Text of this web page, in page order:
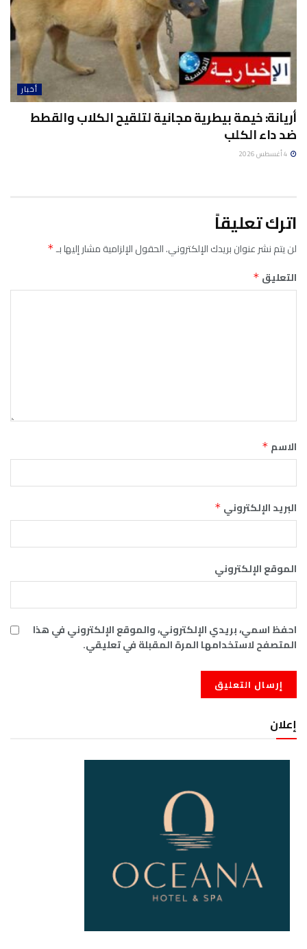
أخبار
أريانة: خيمة بيطرية مجانية لتلقيح الكلاب والقطط
ضد داء الكلب
اترك تعليقاً
لن يتم نشر عنوان بريدك الإلكتروني.الحقول الإلزامية مشار إليها بـ*
التعليق *
الاسم *
البريد الإلكتروني *
الموقع الإلكتروني
احفظ اسمي، بريدي الإلكتروني، والموقع الإلكتروني في هذا
المتصفح لاستخدامها المرة المقبلة في تعليقي.
إعلان